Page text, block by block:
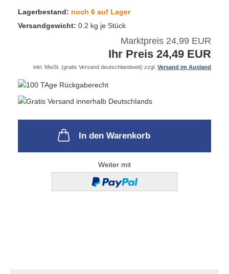
Lagerbestand: noch 6 auf Lager
Versandgewicht: 0.2 kg je Stück
Marktpreis 24,99 EUR
Ihr Preis 24,49 EUR
inkl. MwSt. (gratis Versand deutschlandweit) zzgl. Versand im Ausland
In den Warenkorb
Weiter mit